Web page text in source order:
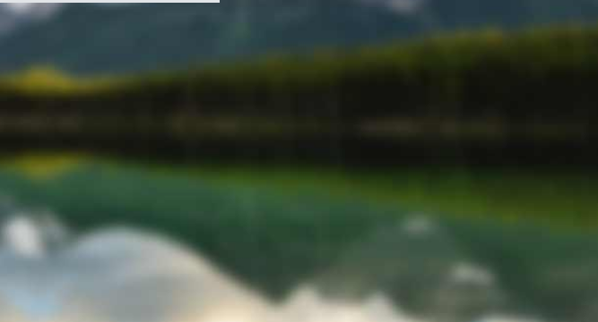
gouvernement
du